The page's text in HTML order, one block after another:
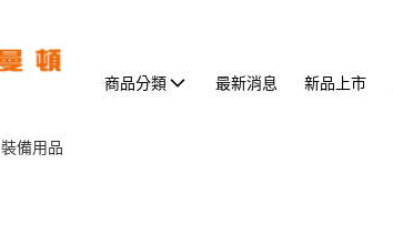
商品分類 最新消息 新品上市
裝備用品